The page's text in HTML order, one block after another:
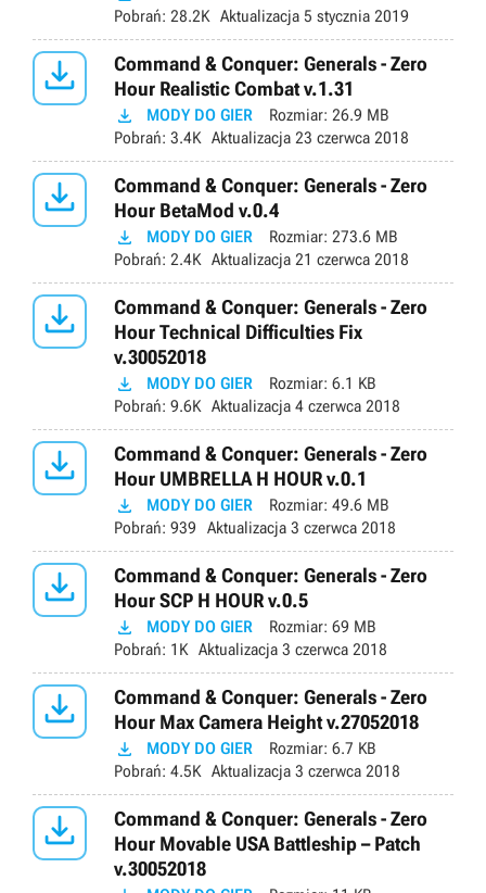
Pobrań: 28.2K Aktualizacja 5 stycznia 2019

Command & Conquer: Generals - Zero
Hour Realistic Combat v.1.31
 MODY DO GIER Rozmiar: 26.9 MB
Pobrań: 3.4K Aktualizacja 23 czerwca 2018

Command & Conquer: Generals - Zero
Hour BetaMod v.0.4
 MODY DO GIER Rozmiar: 273.6 MB
Pobrań: 2.4K Aktualizacja 21 czerwca 2018

Command & Conquer: Generals - Zero
Hour Technical Difficulties Fix
v.30052018
 MODY DO GIER Rozmiar: 6.1 KB
Pobrań: 9.6K Aktualizacja 4 czerwca 2018

Command & Conquer: Generals - Zero
Hour UMBRELLA H HOUR v.0.1
 MODY DO GIER Rozmiar: 49.6 MB
Pobrań: 939 Aktualizacja 3 czerwca 2018

Command & Conquer: Generals - Zero
Hour SCP H HOUR v.0.5
 MODY DO GIER Rozmiar: 69 MB
Pobrań: 1K Aktualizacja 3 czerwca 2018

Command & Conquer: Generals - Zero
Hour Max Camera Height v.27052018
 MODY DO GIER Rozmiar: 6.7 KB
Pobrań: 4.5K Aktualizacja 3 czerwca 2018

Command & Conquer: Generals - Zero
Hour Movable USA Battleship – Patch
v.30052018